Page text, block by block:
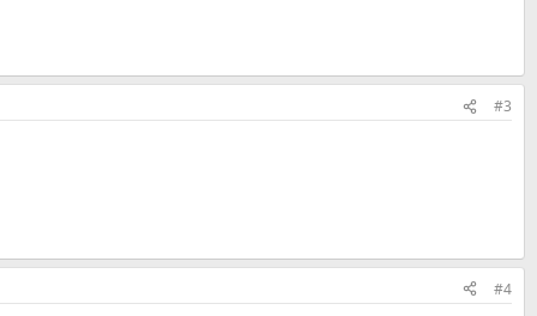
#3
#4